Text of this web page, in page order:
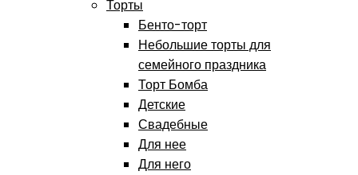
Торты
Бенто-торт
Небольшие торты для
семейного праздника
Торт Бомба
Детские
Свадебные
Для нее
Для него